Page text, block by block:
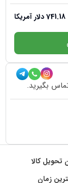
741.18دلار آمریکا
بگیرید.
تحویل کالا
زمان